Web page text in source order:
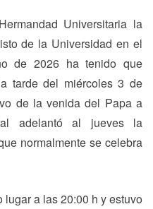
Universitaria la
de la Universidad en el
de 2026 ha tenido que
tarde del miércoles 3 de
de la venida del Papa a
adelantó al jueves la
normalmente se celebra
a las 20:00 h y estuvo